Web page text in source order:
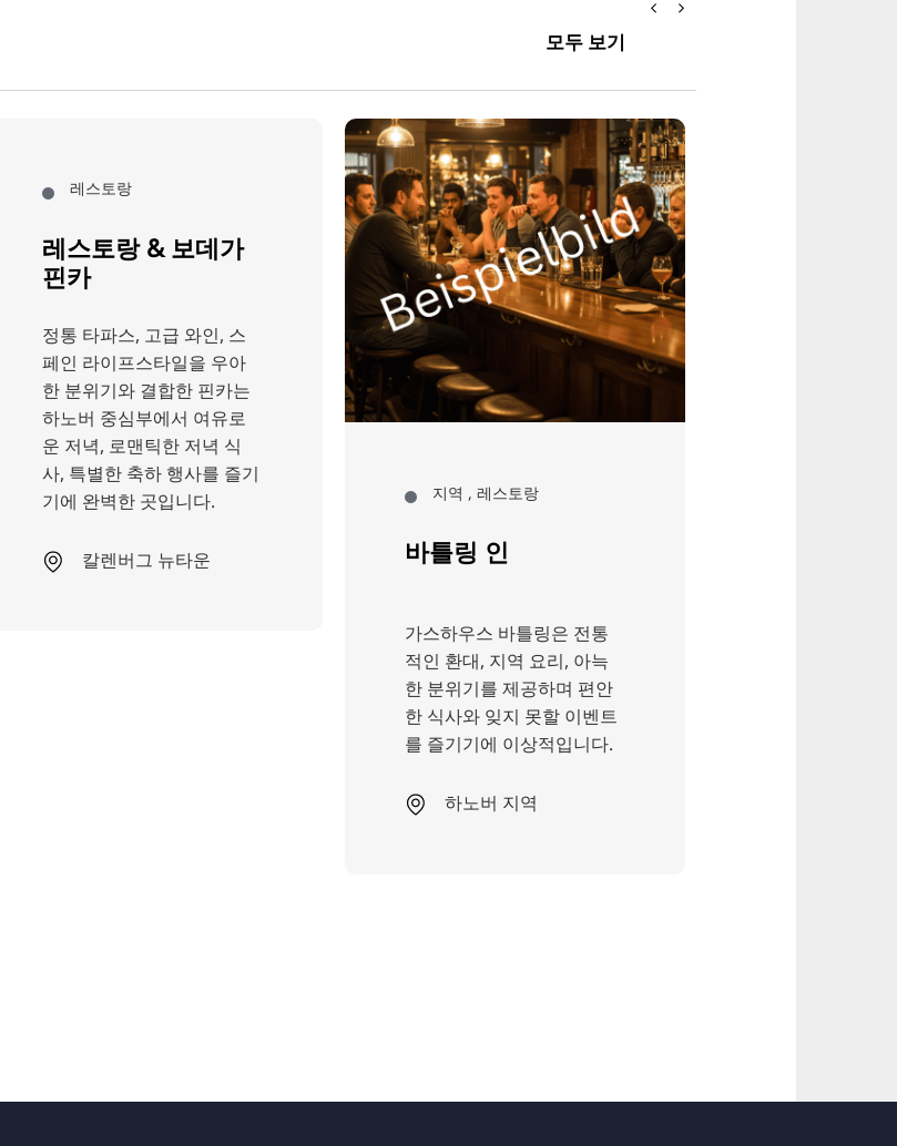
모두 보기
레스토랑
레스토랑 & 보데가
핀카
정통 타파스, 고급 와인, 스
페인 라이프스타일을 우아
한 분위기와 결합한 핀카는
하노버 중심부에서 여유로
운 저녁, 로맨틱한 저녁 식
사, 특별한 축하 행사를 즐기
기에 완벽한 곳입니다.
칼렌버그 뉴타운
지역 , 레스토랑
바틀링 인
가스하우스 바틀링은 전통
적인 환대, 지역 요리, 아늑
한 분위기를 제공하며 편안
한 식사와 잊지 못할 이벤트
를 즐기기에 이상적입니다.
하노버 지역